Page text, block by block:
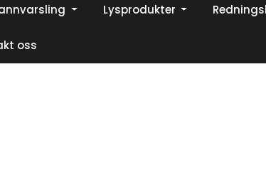
Din ekspert på brann og
LinkedIn
Lysprodukter
oss